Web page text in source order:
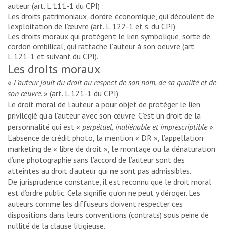
auteur (art. L.111-1 du CPI) :
Les droits patrimoniaux, d’ordre économique, qui découlent de
l’exploitation de l’œuvre (art. L.122-1 et s. du CPI)
Les droits moraux qui protègent le lien symbolique, sorte de
cordon ombilical, qui rattache l’auteur à son oeuvre (art.
L.121-1 et suivant du CPI).
Les droits moraux
« L’auteur jouit du droit au respect de son nom, de sa qualité et de
son œuvre. » (art. L.121-1 du CPI).
Le droit moral de l’auteur a pour objet de protéger le lien
privilégié qu’a l’auteur avec son œuvre. C’est un droit de la
personnalité qui est « perpétuel, inaliénable et imprescriptible ».
L’absence de crédit photo, la mention « DR », l’appellation
marketing de « libre de droit », le montage ou la dénaturation
d’une photographie sans l’accord de l’auteur sont des
atteintes au droit d’auteur qui ne sont pas admissibles.
De jurisprudence constante, il est reconnu que le droit moral
est d’ordre public. Cela signifie qu’on ne peut y déroger. Les
auteurs comme les diffuseurs doivent respecter ces
dispositions dans leurs conventions (contrats) sous peine de
nullité de la clause litigieuse.